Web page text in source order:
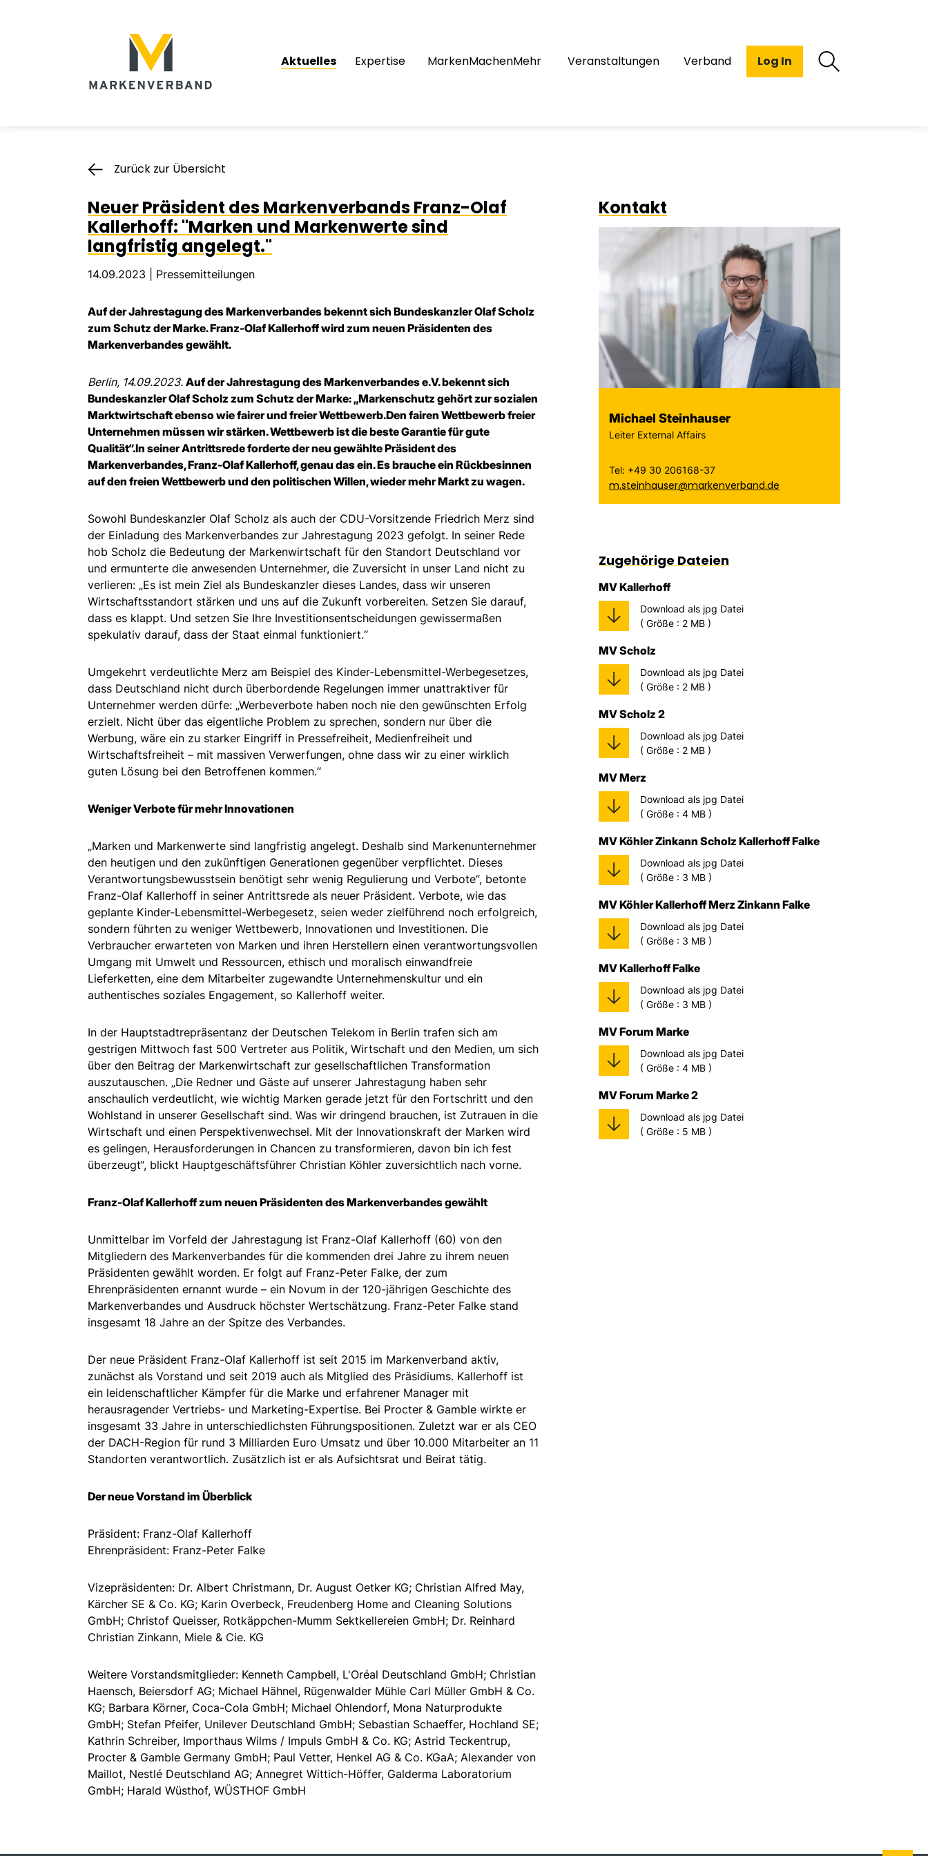
Aktuelles Expertise MarkenMachenMehr Veranstaltungen Verband Log In
Zurück zur Übersicht
Neuer Präsident des Markenverbands Franz-Olaf
Kallerhoff: "Marken und Markenwerte sind
langfristig angelegt."
14.09.2023 | Pressemitteilungen
Auf der Jahrestagung des Markenverbandes bekennt sich Bundeskanzler Olaf Scholz
zum Schutz der Marke. Franz-Olaf Kallerhoff wird zum neuen Präsidenten des
Markenverbandes gewählt.
Berlin, 14.09.2023. Auf der Jahrestagung des Markenverbandes e.V. bekennt sich
Bundeskanzler Olaf Scholz zum Schutz der Marke: „Markenschutz gehört zur sozialen
Marktwirtschaft ebenso wie fairer und freier Wettbewerb.Den fairen Wettbewerb freier
Unternehmen müssen wir stärken. Wettbewerb ist die beste Garantie für gute
Qualität“.In seiner Antrittsrede forderte der neu gewählte Präsident des
Markenverbandes, Franz-Olaf Kallerhoff, genau das ein. Es brauche ein Rückbesinnen
auf den freien Wettbewerb und den politischen Willen, wieder mehr Markt zu wagen.
Sowohl Bundeskanzler Olaf Scholz als auch der CDU-Vorsitzende Friedrich Merz sind
der Einladung des Markenverbandes zur Jahrestagung 2023 gefolgt. In seiner Rede
hob Scholz die Bedeutung der Markenwirtschaft für den Standort Deutschland vor
und ermunterte die anwesenden Unternehmer, die Zuversicht in unser Land nicht zu
verlieren: „Es ist mein Ziel als Bundeskanzler dieses Landes, dass wir unseren
Wirtschaftsstandort stärken und uns auf die Zukunft vorbereiten. Setzen Sie darauf,
dass es klappt. Und setzen Sie Ihre Investitionsentscheidungen gewissermaßen
spekulativ darauf, dass der Staat einmal funktioniert.“
Umgekehrt verdeutlichte Merz am Beispiel des Kinder-Lebensmittel-Werbegesetzes,
dass Deutschland nicht durch überbordende Regelungen immer unattraktiver für
Unternehmer werden dürfe: „Werbeverbote haben noch nie den gewünschten Erfolg
erzielt. Nicht über das eigentliche Problem zu sprechen, sondern nur über die
Werbung, wäre ein zu starker Eingriff in Pressefreiheit, Medienfreiheit und
Wirtschaftsfreiheit – mit massiven Verwerfungen, ohne dass wir zu einer wirklich
guten Lösung bei den Betroffenen kommen.“
Weniger Verbote für mehr Innovationen
„Marken und Markenwerte sind langfristig angelegt. Deshalb sind Markenunternehmer
den heutigen und den zukünftigen Generationen gegenüber verpflichtet. Dieses
Verantwortungsbewusstsein benötigt sehr wenig Regulierung und Verbote“, betonte
Franz-Olaf Kallerhoff in seiner Antrittsrede als neuer Präsident. Verbote, wie das
geplante Kinder-Lebensmittel-Werbegesetz, seien weder zielführend noch erfolgreich,
sondern führten zu weniger Wettbewerb, Innovationen und Investitionen. Die
Verbraucher erwarteten von Marken und ihren Herstellern einen verantwortungsvollen
Umgang mit Umwelt und Ressourcen, ethisch und moralisch einwandfreie
Lieferketten, eine dem Mitarbeiter zugewandte Unternehmenskultur und ein
authentisches soziales Engagement, so Kallerhoff weiter.
In der Hauptstadtrepräsentanz der Deutschen Telekom in Berlin trafen sich am
gestrigen Mittwoch fast 500 Vertreter aus Politik, Wirtschaft und den Medien, um sich
über den Beitrag der Markenwirtschaft zur gesellschaftlichen Transformation
auszutauschen. „Die Redner und Gäste auf unserer Jahrestagung haben sehr
anschaulich verdeutlicht, wie wichtig Marken gerade jetzt für den Fortschritt und den
Wohlstand in unserer Gesellschaft sind. Was wir dringend brauchen, ist Zutrauen in die
Wirtschaft und einen Perspektivenwechsel. Mit der Innovationskraft der Marken wird
es gelingen, Herausforderungen in Chancen zu transformieren, davon bin ich fest
überzeugt“, blickt Hauptgeschäftsführer Christian Köhler zuversichtlich nach vorne.
Franz-Olaf Kallerhoff zum neuen Präsidenten des Markenverbandes gewählt
Unmittelbar im Vorfeld der Jahrestagung ist Franz-Olaf Kallerhoff (60) von den
Mitgliedern des Markenverbandes für die kommenden drei Jahre zu ihrem neuen
Präsidenten gewählt worden. Er folgt auf Franz-Peter Falke, der zum
Ehrenpräsidenten ernannt wurde – ein Novum in der 120-jährigen Geschichte des
Markenverbandes und Ausdruck höchster Wertschätzung. Franz-Peter Falke stand
insgesamt 18 Jahre an der Spitze des Verbandes.
Der neue Präsident Franz-Olaf Kallerhoff ist seit 2015 im Markenverband aktiv,
zunächst als Vorstand und seit 2019 auch als Mitglied des Präsidiums. Kallerhoff ist
ein leidenschaftlicher Kämpfer für die Marke und erfahrener Manager mit
herausragender Vertriebs- und Marketing-Expertise. Bei Procter & Gamble wirkte er
insgesamt 33 Jahre in unterschiedlichsten Führungspositionen. Zuletzt war er als CEO
der DACH-Region für rund 3 Milliarden Euro Umsatz und über 10.000 Mitarbeiter an 11
Standorten verantwortlich. Zusätzlich ist er als Aufsichtsrat und Beirat tätig.
Der neue Vorstand im Überblick
Präsident: Franz-Olaf Kallerhoff
Ehrenpräsident: Franz-Peter Falke
Vizepräsidenten: Dr. Albert Christmann, Dr. August Oetker KG; Christian Alfred May,
Kärcher SE & Co. KG; Karin Overbeck, Freudenberg Home and Cleaning Solutions
GmbH; Christof Queisser, Rotkäppchen-Mumm Sektkellereien GmbH; Dr. Reinhard
Christian Zinkann, Miele & Cie. KG
Weitere Vorstandsmitglieder: Kenneth Campbell, L'Oréal Deutschland GmbH; Christian
Haensch, Beiersdorf AG; Michael Hähnel, Rügenwalder Mühle Carl Müller GmbH & Co.
KG; Barbara Körner, Coca-Cola GmbH; Michael Ohlendorf, Mona Naturprodukte
GmbH; Stefan Pfeifer, Unilever Deutschland GmbH; Sebastian Schaeffer, Hochland SE;
Kathrin Schreiber, Importhaus Wilms / Impuls GmbH & Co. KG; Astrid Teckentrup,
Procter & Gamble Germany GmbH; Paul Vetter, Henkel AG & Co. KGaA; Alexander von
Maillot, Nestlé Deutschland AG; Annegret Wittich-Höffer, Galderma Laboratorium
GmbH; Harald Wüsthof, WÜSTHOF GmbH
Kontakt
Michael Steinhauser
Leiter External Affairs
Tel: +49 30 206168-37
m.steinhauser@markenverband.de
Zugehörige Dateien
MV Kallerhoff
Download als jpg Datei
( Größe : 2 MB )
MV Scholz
Download als jpg Datei
( Größe : 2 MB )
MV Scholz 2
Download als jpg Datei
( Größe : 2 MB )
MV Merz
Download als jpg Datei
( Größe : 4 MB )
MV Köhler Zinkann Scholz Kallerhoff Falke
Download als jpg Datei
( Größe : 3 MB )
MV Köhler Kallerhoff Merz Zinkann Falke
Download als jpg Datei
( Größe : 3 MB )
MV Kallerhoff Falke
Download als jpg Datei
( Größe : 3 MB )
MV Forum Marke
Download als jpg Datei
( Größe : 4 MB )
MV Forum Marke 2
Download als jpg Datei
( Größe : 5 MB )